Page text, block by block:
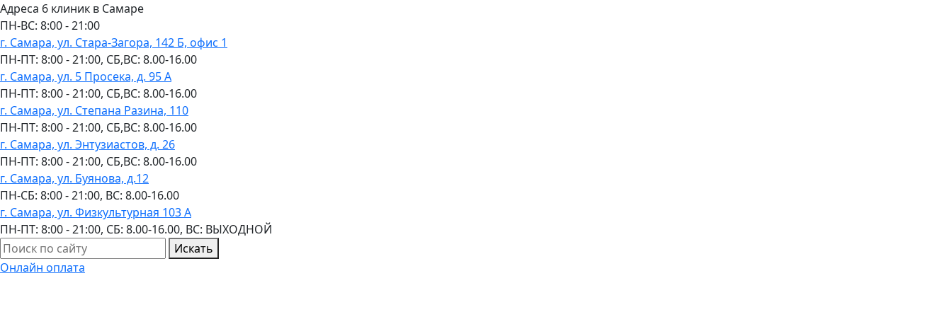
Адреса 6 клиник в Самаре
ПН-ВC: 8:00 - 21:00
г. Самара, ул. Стара-Загора, 142 Б, офис 1
ПН-ПТ: 8:00 - 21:00, СБ,ВС: 8.00-16.00
г. Самара, ул. 5 Просека, д. 95 А
ПН-ПТ: 8:00 - 21:00, СБ,ВС: 8.00-16.00
г. Самара, ул. Степана Разина, 110
ПН-ПТ: 8:00 - 21:00, СБ,ВС: 8.00-16.00
г. Самара, ул. Энтузиастов, д. 26
ПН-ПТ: 8:00 - 21:00, СБ,ВС: 8.00-16.00
г. Самара, ул. Буянова, д.12
ПН-СБ: 8:00 - 21:00, ВС: 8.00-16.00
г. Самара, ул. Физкультурная 103 А
ПН-ПТ: 8:00 - 21:00, СБ: 8.00-16.00, ВС: ВЫХОДНОЙ
Искать
Онлайн оплата